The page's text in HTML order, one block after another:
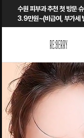
수원 피부과 추천 첫 방문
3.9만원~(비급여, 부가세